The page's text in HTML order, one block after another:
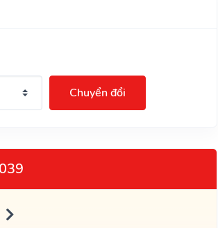
Chuyển đổi